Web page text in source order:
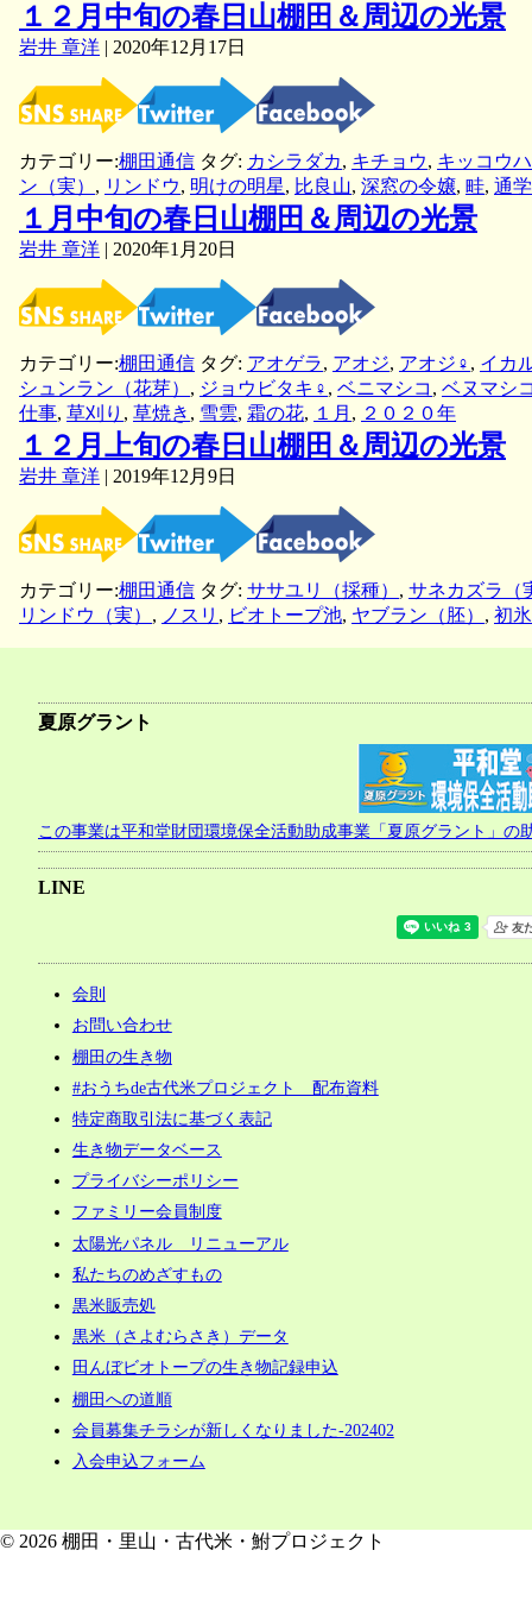
１２月中旬の春日山棚田＆周辺の光景
岩井 章洋 | 2020年12月17日
カテゴリー:棚田通信 タグ: カシラダカ, キチョウ, キッコウ
ン（実） , リンドウ, 明けの明星, 比良山, 深窓の令嬢, 畦, 通学
１月中旬の春日山棚田＆周辺の光景
岩井 章洋 | 2020年1月20日
カテゴリー:棚田通信 タグ: アオゲラ, アオジ, アオジ♀ , イカ
シュンラン（花芽） , ジョウビタキ♀ , ベニマシコ , ベヌマシ
仕事, 草刈り , 草焼き , 雪雲, 霜の花, １月 , ２０２０年
１２月上旬の春日山棚田＆周辺の光景
岩井 章洋 | 2019年12月9日
カテゴリー:棚田通信 タグ: ササユリ（採種） , サネカズラ（
リンドウ（実） , ノスリ , ビオトープ池, ヤブラン（胚） , 初氷
夏原グラント
この事業は平和堂財団環境保全活動助成事業「夏原グラント」の
LINE
会則
お問い合わせ
棚田の生き物
#おうちde古代米プロジェクト 配布資料
特定商取引法に基づく表記
生き物データベース
プライバシーポリシー
ファミリー会員制度
太陽光パネル リニューアル
私たちのめざすもの
黒米販売処
黒米（さよむらさき）データ
田んぼビオトープの生き物記録申込
棚田への道順
会員募集チラシが新しくなりました-202402
入会申込フォーム
© 2026 棚田・里山・古代米・鮒プロジェクト